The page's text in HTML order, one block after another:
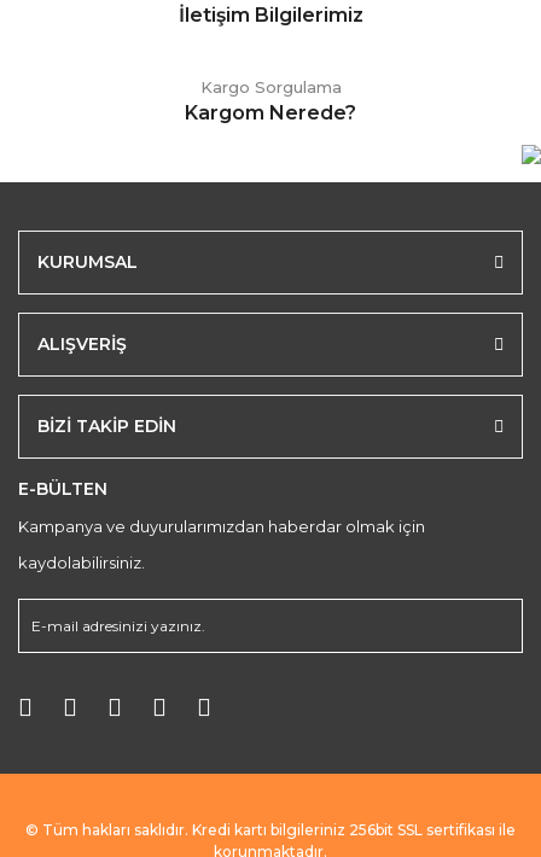
İletişim Bilgilerimiz
Kargo Sorgulama
Kargom Nerede?
KURUMSAL
ALIŞVERİŞ
BİZİ TAKİP EDİN
E-BÜLTEN
Kampanya ve duyurularımızdan haberdar olmak için
kaydolabilirsiniz.
© Tüm hakları saklıdır. Kredi kartı bilgileriniz 256bit SSL sertifikası ile
korunmaktadır.